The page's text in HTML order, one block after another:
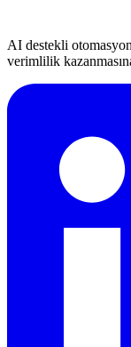
AI destekli
verimlilik